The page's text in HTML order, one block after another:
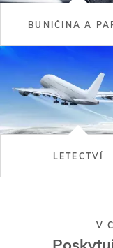
BUNIČINA A
LETECTVÍ
V